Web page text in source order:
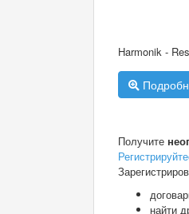
Harmonik -
Получите
найти